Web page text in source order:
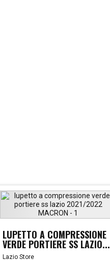
LUPETTO A COMPRESSIONE
VERDE PORTIERE SS LAZIO...
Lazio Store